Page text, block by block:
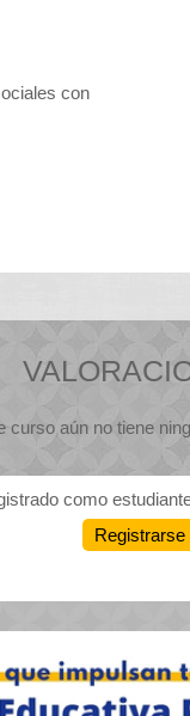
con
curso aún no tiene
como
Registrarse